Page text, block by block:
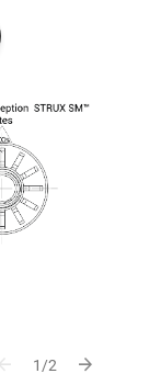
arrow_back 1/2 arrow_forward